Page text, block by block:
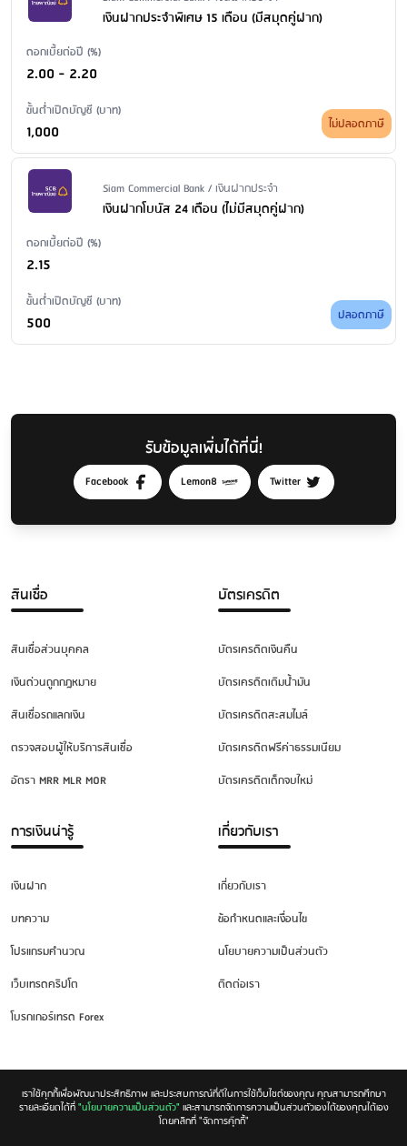
เงินฝากประจำพิเศษ 15 เดือน (มีสมุดคู่ฝาก)
ดอกเบี้ยต่อปี (%)
2.00 - 2.20
ขั้นต่ำเปิดบัญชี (บาท)
1,000 ไม่ปลอดภาษี
Issuer Name / Financial Product Type
Siam Commercial Bank / เงินฝากประจำ
เงินฝากโบนัส 24 เดือน (ไม่มีสมุดคู่ฝาก)
ดอกเบี้ยต่อปี (%)
2.15
ขั้นต่ำเปิดบัญชี (บาท)
500 ปลอดภาษี
รับข้อมูลเพิ่มได้ที่นี่!
Facebook Lemon8 Twitter
สินเชื่อ
สินเชื่อส่วนบุคคล
เงินด่วนถูกกฎหมาย
สินเชื่อรถแลกเงิน
ตรวจสอบผู้ให้บริการสินเชื่อ
อัตรา MRR MLR MOR
บัตรเครดิต
บัตรเครดิตเงินคืน
บัตรเครดิตเติมน้ำมัน
บัตรเครดิตสะสมไมล์
บัตรเครดิตฟรีค่าธรรมเนียม
บัตรเครดิตเด็กจบใหม่
การเงินน่ารู้
เงินฝาก
บทความ
โปรแกรมคำนวณ
เว็บเทรดคริปโต
โบรกเกอร์เทรด Forex
เกี่ยวกับเรา
เกี่ยวกับเรา
ข้อกำหนดและเงื่อนไข
นโยบายความเป็นส่วนตัว
ติดต่อเรา
Copyright © 2026. All rights reserved.
เราใช้คุกกี้เพื่อพัฒนาประสิทธิภาพ และประสบการณ์ที่ดีในการใช้เว็บไซต์ของคุณ คุณสามารถศึกษา
รายละเอียดได้ที่"นโยบายความเป็นส่วนตัว" และสามารถจัดการความเป็นส่วนตัวเองได้ของคุณได้เอง
โดยคลิกที่ "จัดการคุ๊กกี้"